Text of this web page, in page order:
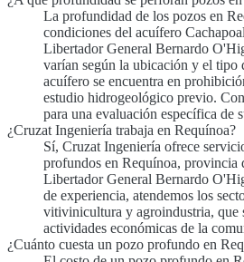
La profundidad de los pozos en
condiciones del acuífero
Libertador General Bernardo
varían según la ubicación y el tipo
acuífero se encuentra en
estudio hidrogeológico previo.
para una evaluación específica de
¿Cruzat Ingeniería trabaja en Requínoa?
Sí, Cruzat Ingeniería ofrece
profundos en Requínoa, provincia
Libertador General Bernardo
de experiencia, atendemos los
vitivinicultura y agroindustria, que
actividades económicas de la
¿Cuánto cuesta un pozo profundo en